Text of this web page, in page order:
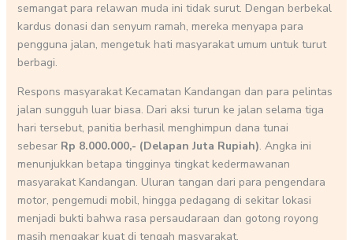
semangat para relawan muda ini tidak surut. Dengan berbekal
kardus donasi dan senyum ramah, mereka menyapa para
pengguna jalan, mengetuk hati masyarakat umum untuk turut
berbagi.
Respons masyarakat Kecamatan Kandangan dan para pelintas
jalan sungguh luar biasa. Dari aksi turun ke jalan selama tiga
hari tersebut, panitia berhasil menghimpun dana tunai
sebesar Rp 8.000.000,- (Delapan Juta Rupiah). Angka ini
menunjukkan betapa tingginya tingkat kedermawanan
masyarakat Kandangan. Uluran tangan dari para pengendara
motor, pengemudi mobil, hingga pedagang di sekitar lokasi
menjadi bukti bahwa rasa persaudaraan dan gotong royong
masih mengakar kuat di tengah masyarakat.